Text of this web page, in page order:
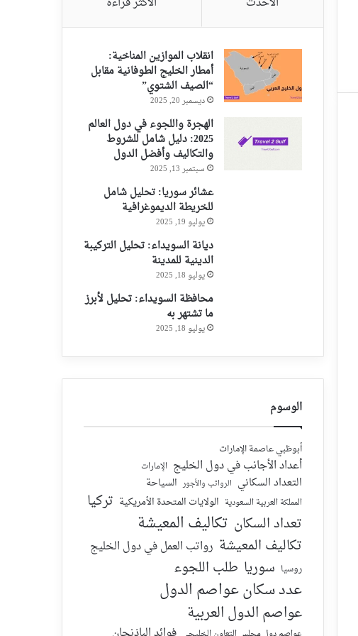
انقلاب الموازين المناخية:
أمطار الخليج الطوفانية مقابل
“الصيف الشتوي”
ديسمبر 20, 2025
الهجرة واللجوء في دول العالم
2025: دليل شامل للشروط
والتكاليف وأفضل الدول
سبتمبر 13, 2025
عشائر سوريا: تحليل شامل
للخريطة الديموغرافية
يوليو 19, 2025
ديانة السويداء: تحليل التركيبة
الدينية للمدينة
يوليو 18, 2025
محافظة السويداء: تحليل لأبرز
ما تشتهر به
يوليو 18, 2025
الوسوم
أبوظبي عاصمة الإمارات
أعداد الأجانب في دول الخليج الإمارات
التعداد السكاني الرواتب والأجور السياحة
المملكة العربية السعودية الولايات المتحدة الأمريكية تركيا
تعداد السكان تكاليف المعيشة
تكاليف المعيشة رواتب العمل في دول الخليج
روسيا سوريا طلب اللجوء
عدد سكان عواصم الدول
عواصم الدول العربية